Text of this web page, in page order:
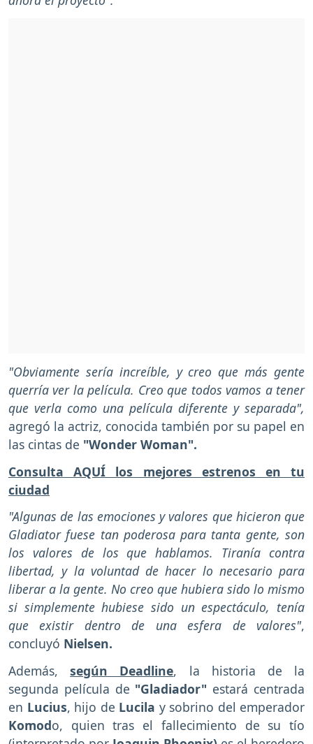
"Obviamente sería increíble, y creo que más gente
querría ver la película. Creo que todos vamos a tener
que verla como una película diferente y separada",
agregó la actriz, conocida también por su papel en
las cintas de "Wonder Woman".
Consulta AQUÍ los mejores estrenos en tu
ciudad
"Algunas de las emociones y valores que hicieron que
Gladiator fuese tan poderosa para tanta gente, son
los valores de los que hablamos. Tiranía contra
libertad, y la voluntad de hacer lo necesario para
liberar a la gente. No creo que hubiera sido lo mismo
si simplemente hubiese sido un espectáculo, tenía
que existir dentro de una esfera de valores",
concluyó Nielsen.
Además,según Deadline, la historia de la
segunda película de "Gladiador" estará centrada
en Lucius, hijo de Lucila y sobrino del emperador
Komodo, quien tras el fallecimiento de su tío